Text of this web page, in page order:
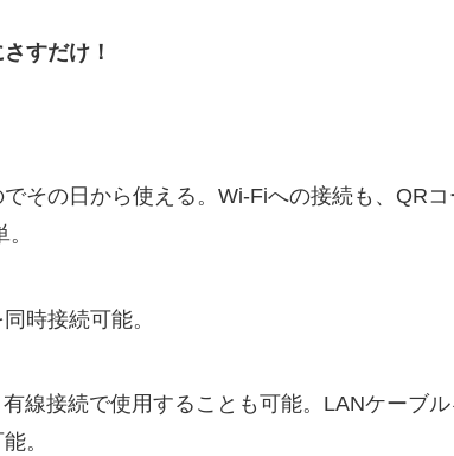
すだけ！
その日から使える。Wi-Fiへの接続も、QRコ
時接続可能。
線接続で使用することも可能。LANケーブ
。